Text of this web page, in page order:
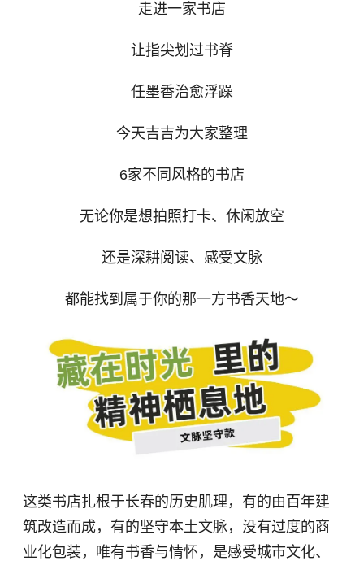
走进一家书店
让指尖划过书脊
任墨香治愈浮躁
今天吉吉为大家整理
6家不同风格的书店
无论你是想拍照打卡、休闲放空
还是深耕阅读、感受文脉
都能找到属于你的那一方书香天地～
这类书店扎根于长春的历史肌理，有的由百年建
筑改造而成，有的坚守本土文脉，没有过度的商
业化包装，唯有书香与情怀，是感受城市文化、